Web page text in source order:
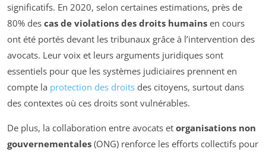
significatifs. En 2020, selon certaines estimations, près de
80% des cas de violations des droits humains en cours
ont été portés devant les tribunaux grâce à l’intervention des
avocats. Leur voix et leurs arguments juridiques sont
essentiels pour que les systèmes judiciaires prennent en
compte la protection des droits des citoyens, surtout dans
des contextes où ces droits sont vulnérables.
De plus, la collaboration entre avocats et organisations non
gouvernementales (ONG) renforce les efforts collectifs pour